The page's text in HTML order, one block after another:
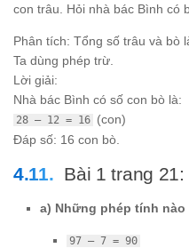
con trâu. Hỏi nhà bác Bình có
Phân tích: Tổng số trâu và bò
Ta dùng phép trừ.
Lời giải:
Nhà bác Bình có số con bò là:
28 – 12 = 16 (con)
Đáp số: 16 con bò.
Bài 1 trang
a) Những phép tính
97 – 7 = 90